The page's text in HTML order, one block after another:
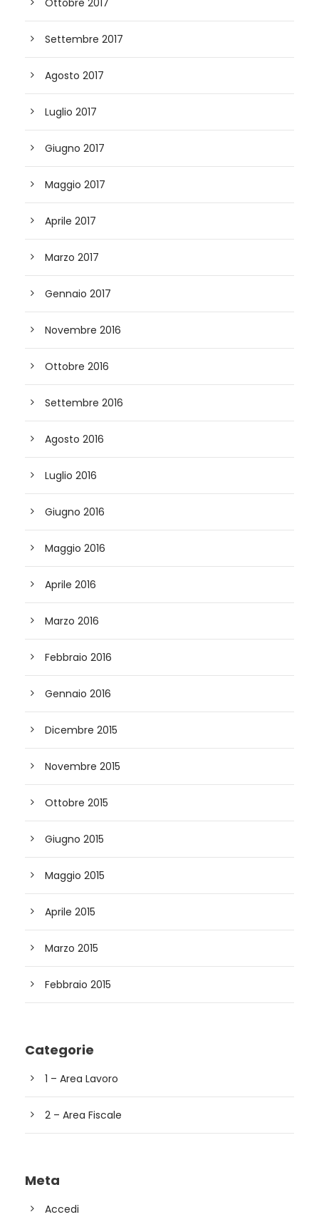
Ottobre 2017
Settembre 2017
Agosto 2017
Luglio 2017
Giugno 2017
Maggio 2017
Aprile 2017
Marzo 2017
Gennaio 2017
Novembre 2016
Ottobre 2016
Settembre 2016
Agosto 2016
Luglio 2016
Giugno 2016
Maggio 2016
Aprile 2016
Marzo 2016
Febbraio 2016
Gennaio 2016
Dicembre 2015
Novembre 2015
Ottobre 2015
Giugno 2015
Maggio 2015
Aprile 2015
Marzo 2015
Febbraio 2015
Categorie
1 – Area Lavoro
2 – Area Fiscale
Meta
Accedi